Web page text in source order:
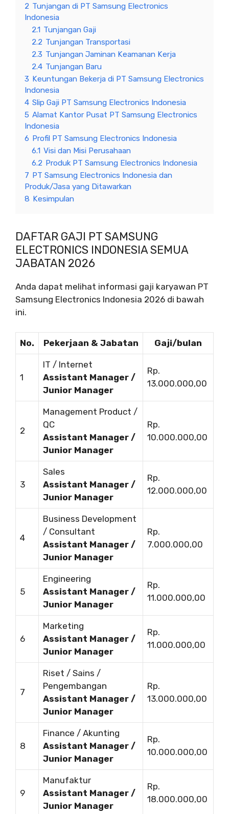
2 Tunjangan di PT Samsung Electronics
Indonesia
2.1 Tunjangan Gaji
2.2 Tunjangan Transportasi
2.3 Tunjangan Jaminan Keamanan Kerja
2.4 Tunjangan Baru
3 Keuntungan Bekerja di PT Samsung Electronics
Indonesia
4 Slip Gaji PT Samsung Electronics Indonesia
5 Alamat Kantor Pusat PT Samsung Electronics
Indonesia
6 Profil PT Samsung Electronics Indonesia
6.1 Visi dan Misi Perusahaan
6.2 Produk PT Samsung Electronics Indonesia
7 PT Samsung Electronics Indonesia dan
Produk/Jasa yang Ditawarkan
8 Kesimpulan
DAFTAR GAJI PT SAMSUNG
ELECTRONICS INDONESIA SEMUA
JABATAN 2026
Anda dapat melihat informasi gaji karyawan PT
Samsung Electronics Indonesia 2026 di bawah
ini.
No. Pekerjaan & Jabatan Gaji/bulan
1
IT / Internet
Assistant Manager /
Junior Manager
Rp.
13.000.000,00
2
Management Product /
QC
Assistant Manager /
Junior Manager
Rp.
10.000.000,00
3
Sales
Assistant Manager /
Junior Manager
Rp.
12.000.000,00
4
Business Development
/ Consultant
Assistant Manager /
Junior Manager
Rp.
7.000.000,00
5
Engineering
Assistant Manager /
Junior Manager
Rp.
11.000.000,00
6
Marketing
Assistant Manager /
Junior Manager
Rp.
11.000.000,00
7
Riset / Sains /
Pengembangan
Assistant Manager /
Junior Manager
Rp.
13.000.000,00
8
Finance / Akunting
Assistant Manager /
Junior Manager
Rp.
10.000.000,00
9
Manufaktur
Assistant Manager /
Junior Manager
Rp.
18.000.000,00